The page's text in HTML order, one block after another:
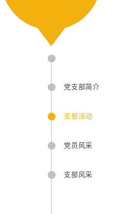
党支部简介
支部活动
党员风采
支部风采